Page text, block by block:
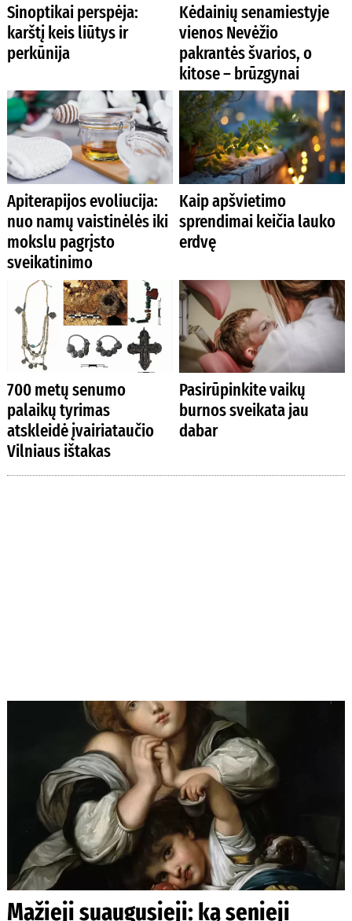
Sinoptikai perspėja:
karštį keis liūtys ir
perkūnija
Kėdainių senamiestyje
vienos Nevėžio
pakrantės švarios, o
kitose – brūzgynai
Apiterapijos evoliucija:
nuo namų vaistinėlės iki
mokslu pagrįsto
sveikatinimo
Kaip apšvietimo
sprendimai keičia lauko
erdvę
700 metų senumo
palaikų tyrimas
atskleidė įvairiataučio
Vilniaus ištakas
Pasirūpinkite vaikų
burnos sveikata jau
dabar
Mažieji suaugusieji: ką senieji